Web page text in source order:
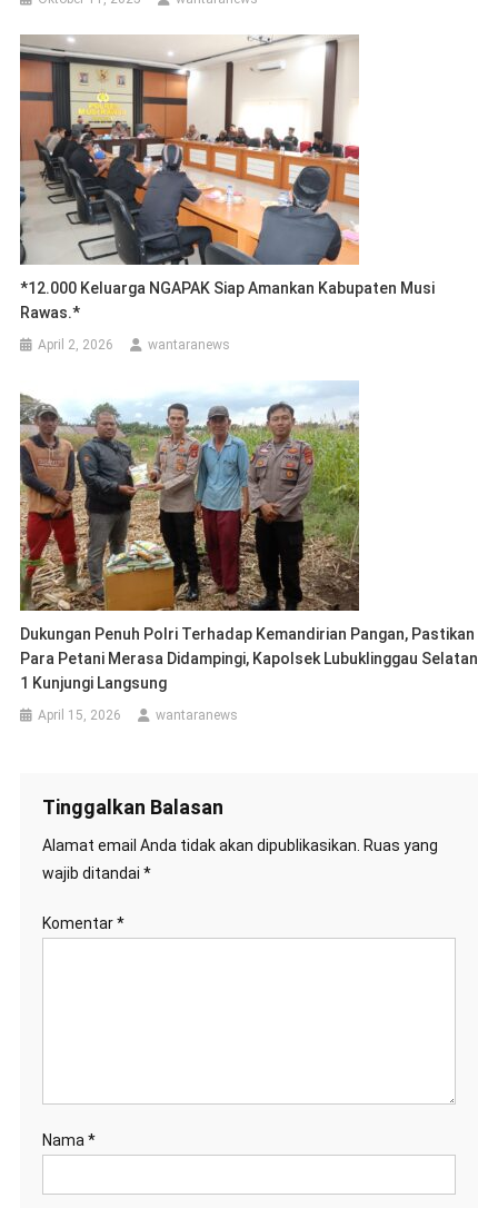
*12.000 Keluarga NGAPAK Siap Amankan Kabupaten Musi
Rawas.*
April 2, 2026 wantaranews
Dukungan Penuh Polri Terhadap Kemandirian Pangan, Pastikan
Para Petani Merasa Didampingi, Kapolsek Lubuklinggau Selatan
1 Kunjungi Langsung
April 15, 2026 wantaranews
Tinggalkan Balasan
Alamat email Anda tidak akan dipublikasikan. Ruas yang
wajib ditandai *
Komentar*
Nama *